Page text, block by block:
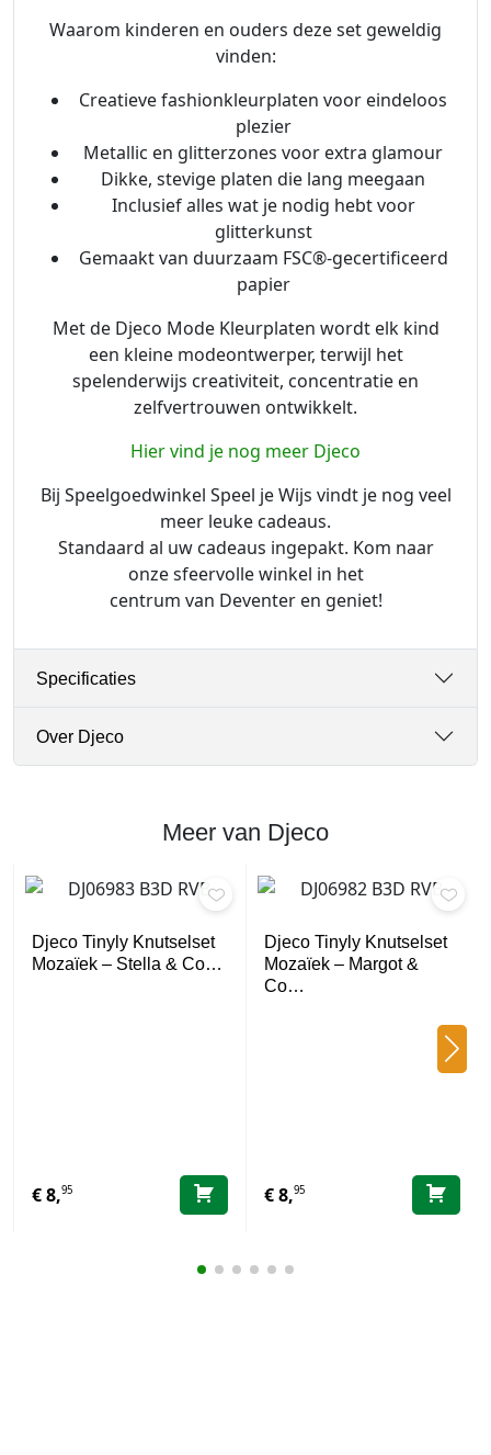
Waarom kinderen en ouders deze set geweldig
vinden:
Creatieve fashionkleurplaten voor eindeloos
plezier
Metallic en glitterzones voor extra glamour
Dikke, stevige platen die lang meegaan
Inclusief alles wat je nodig hebt voor
glitterkunst
Gemaakt van duurzaam FSC®-gecertificeerd
papier
Met de Djeco Mode Kleurplaten wordt elk kind
een kleine modeontwerper, terwijl het
spelenderwijs creativiteit, concentratie en
zelfvertrouwen ontwikkelt.
Hier vind je nog meer Djeco
Bij Speelgoedwinkel Speel je Wijs vindt je nog veel
meer leuke cadeaus.
Standaard al uw cadeaus ingepakt. Kom naar
onze sfeervolle winkel in het
centrum van Deventer en geniet!
Specificaties
Over Djeco
Meer van Djeco
Djeco Tinyly Knutselset
Mozaïek – Stella & Co…
€8,95
Djeco Tinyly Knutselset
Mozaïek – Margot &
Co…
€8,95